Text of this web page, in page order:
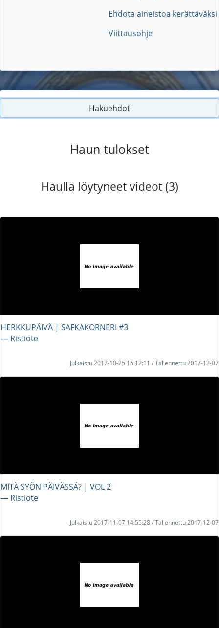
Ehdota aineistoa kerättäväksi
Viittausohje
Hakuehdot
Haun tulokset
Haulla löytyneet videot (3)
HERKKUPÄIVÄ | SAFKAKORNERI #3
― Ristiote
Julkaistu 2017-10-25 16:12:11 / Tallennettu 2017-12-07
MITÄ SYÖN PÄIVÄSSÄ? | VOL 2
― Ristiote
Julkaistu 2017-11-07 14:55:28 / Tallennettu 2017-12-07